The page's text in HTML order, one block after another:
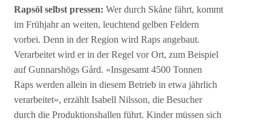
Rapsöl selbst pressen: Wer durch Skåne fährt, kommt
im Frühjahr an weiten, leuchtend gelben Feldern
vorbei. Denn in der Region wird Raps angebaut.
Verarbeitet wird er in der Regel vor Ort, zum Beispiel
auf Gunnarshögs Gård. «Insgesamt 4500 Tonnen
Raps werden allein in diesem Betrieb in etwa jährlich
verarbeitet», erzählt Isabell Nilsson, die Besucher
durch die Produktionshallen führt. Kinder müssen sich